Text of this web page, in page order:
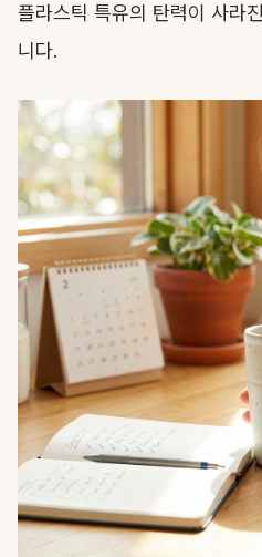
플라스틱 특유의 탄력이 사라
니다.